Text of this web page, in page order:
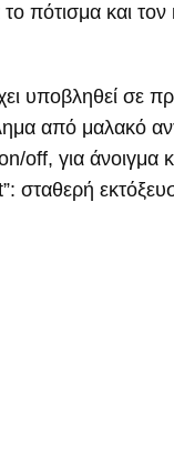
το πότισμα και
υποβληθεί σε
από μαλακό
off, για άνοιγμα
σταθερή